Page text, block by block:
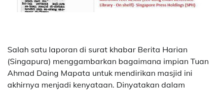
Salah satu laporan di surat khabar Berita Harian
(Singapura) menggambarkan bagaimana impian Tuan
Ahmad Daing Mapata untuk mendirikan masjid ini
akhirnya menjadi kenyataan. Dinyatakan dalam